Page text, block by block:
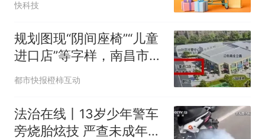
快科技
规划图现“阴间座椅”“儿童
进口店”等字样，南昌市规
划展示中心：学生比赛作
都市快报橙柿互动
法治在线丨13岁少年警车
旁烧胎炫技 严查未成年人